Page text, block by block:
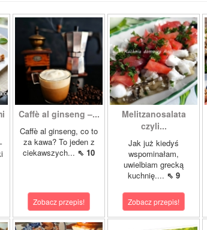
Caffè al ginseng –...
Caffè al ginseng, co to
za kawa? To jeden z
ciekawszych... ⇖ 10
Zobacz przepis!
Melitzanosalata
czyli...
Jak już kiedyś
wspominałam,
uwielbiam grecką
kuchnię.... ⇖ 9
Zobacz przepis!